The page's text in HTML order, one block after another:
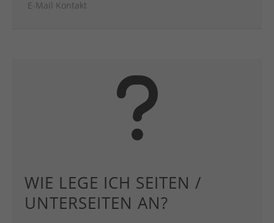
E-Mail Kontakt
WIE LEGE ICH SEITEN /
UNTERSEITEN AN?